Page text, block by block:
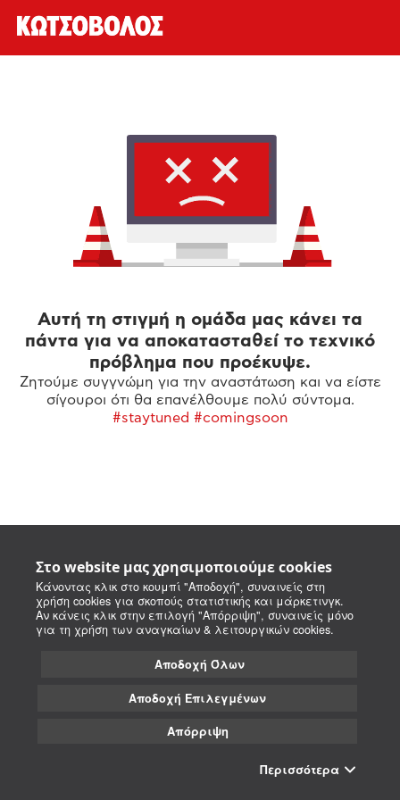
Στο website μας χρησιμοποιούμε cookies
Κάνοντας κλικ στο κουμπί "Αποδοχή", συναινείς στη
χρήση cookies για σκοπούς στατιστικής και μάρκετινγκ.
Αν κάνεις κλικ στην επιλογή "Απόρριψη", συναινείς μόνο
για τη χρήση των αναγκαίων & λειτουργικών cookies.
Αποδοχή Όλων
Αποδοχή Επιλεγμένων
Απόρριψη
Περισσότερα
Αυτή τη στιγμή η ομάδα μας κάνει τα
πάντα για να αποκατασταθεί το τεχνικό
πρόβλημα που προέκυψε.
Ζητούμε συγγνώμη για την αναστάτωση και να είστε
σίγουροι ότι θα επανέλθουμε πολύ σύντομα.
#staytuned #comingsoon